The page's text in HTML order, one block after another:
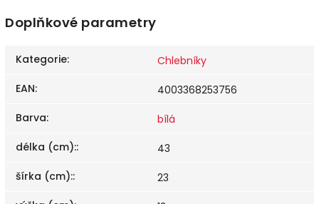
Doplňkové parametry
Kategorie:
Chlebníky
EAN:
4003368253756
Barva:
bílá
délka (cm)::
43
šírka (cm)::
23